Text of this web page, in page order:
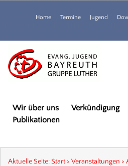
Home Termine Jugend
Wir über uns Verkündigung
Publikationen
Aktuelle Seite:Start > Veranstaltungen >